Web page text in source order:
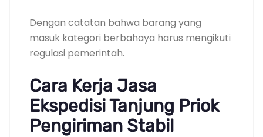
Dengan catatan bahwa barang yang
masuk kategori berbahaya harus mengikuti
regulasi pemerintah.
Cara Kerja Jasa
Ekspedisi Tanjung Priok
Pengiriman Stabil